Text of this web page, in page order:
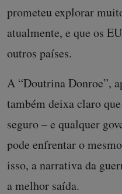
prometeu explorar
atualmente, e que os
outros países.
A “Doutrina Donroe”,
também deixa claro
seguro – e qualquer
pode enfrentar o
isso, a narrativa da
a melhor saída.